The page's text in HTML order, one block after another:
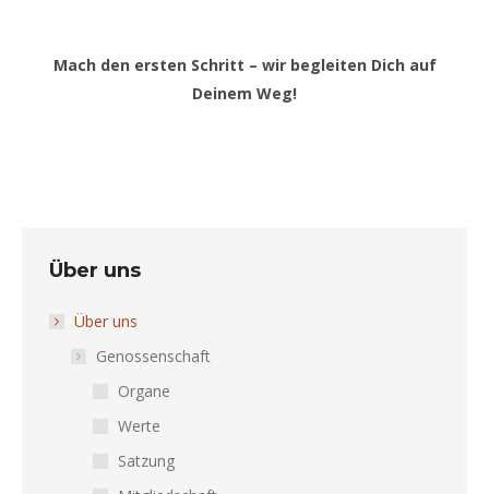
Mach den ersten Schritt – wir begleiten Dich auf
Deinem Weg!
Über uns
Über uns
Genossenschaft
Organe
Werte
Satzung